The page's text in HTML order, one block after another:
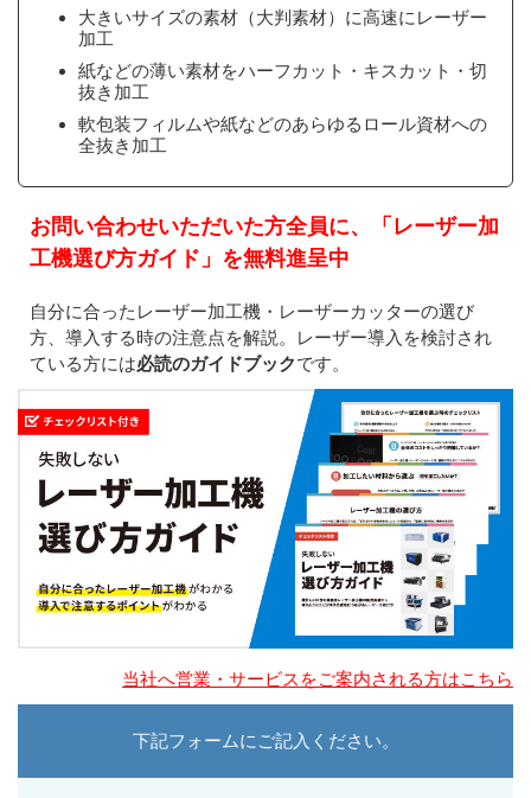
大きいサイズの素材（大判素材）に高速にレーザー
加工
紙などの薄い素材をハーフカット・キスカット・切
抜き加工
軟包装フィルムや紙などのあらゆるロール資材への
全抜き加工
お問い合わせいただいた方全員に、「レーザー加
工機選び方ガイド」を無料進呈中
自分に合ったレーザー加工機・レーザーカッターの選び
方、導入する時の注意点を解説。レーザー導入を検討され
ている方には必読のガイドブックです。
当社へ営業・サービスをご案内される方はこちら
下記フォームにご記入ください。